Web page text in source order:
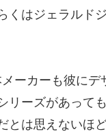
くはジェラルド
ーカーも彼に
リーズがあって
とは思えないほ